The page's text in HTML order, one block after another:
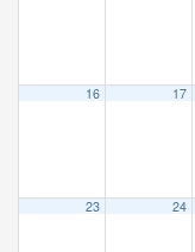
16 17
23 24